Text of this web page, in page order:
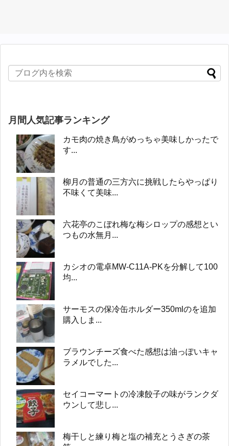
月間人気記事ランキング
カモ肉の焼き鳥がめっちゃ美味しかったで
す...
柳月の普通の三方六に挑戦したらやっぱり
不味くて美味...
六花亭のこぼれ梅な梅シロップの感想とい
つもの水無月...
カシオの電卓MW-C11A-PKを分解して100
均...
サーモスの保冷缶ホルダー350mlのを追加
購入しま...
ブラウンチーズ食べた感想は油っぽいキャ
ラメルでした...
セイコーマートの冷凍餃子の味がランクダ
ウンして悲し...
梅干しと練り梅と塩の補充とうさぎの茶